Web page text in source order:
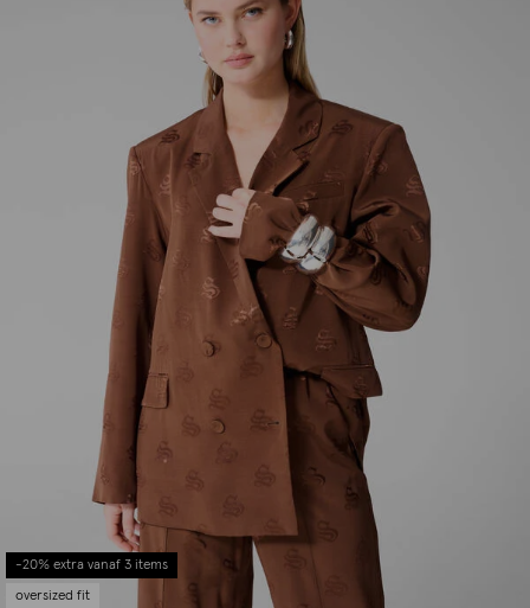
-20% extra vanaf 3 items
oversized fit